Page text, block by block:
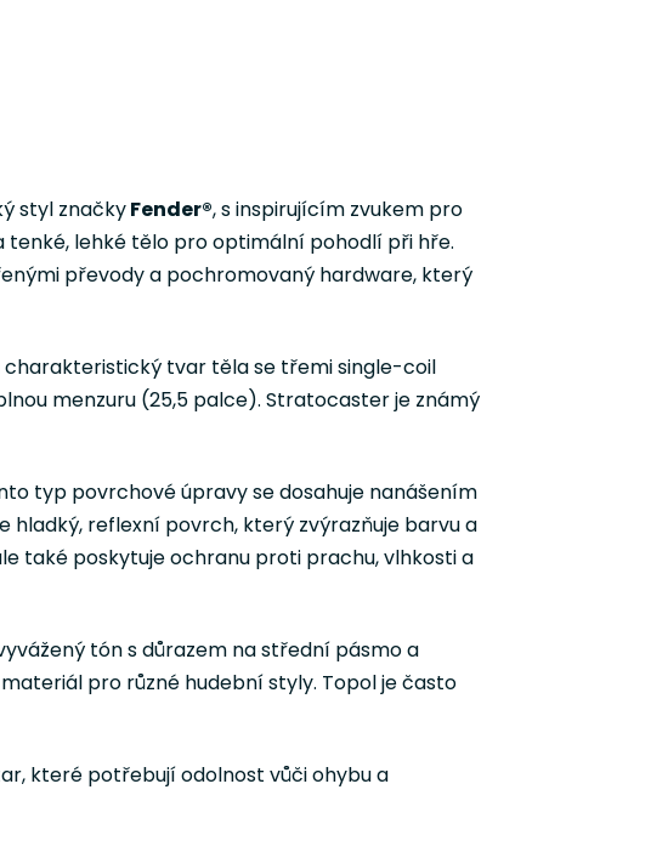
styl značkyFender®, s inspirujícím zvukem pro
tenké, lehké tělo pro optimální pohodlí při hře.
převody a pochromovaný hardware, který
charakteristický tvar těla se třemi single-coil
menzuru (25,5 palce). Stratocaster je známý
typ povrchové úpravy se dosahuje nanášením
hladký, reflexní povrch, který zvýrazňuje barvu a
také poskytuje ochranu proti prachu, vlhkosti a
tón s důrazem na střední pásmo a
pro různé hudební styly. Topol je často
které potřebují odolnost vůči ohybu a